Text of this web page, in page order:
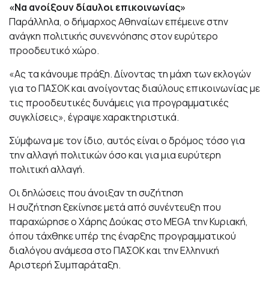
«Να ανοίξουν δίαυλοι επικοινωνίας»
Παράλληλα, ο δήμαρχος Αθηναίων επέμεινε στην
ανάγκη πολιτικής συνεννόησης στον ευρύτερο
προοδευτικό χώρο.
«Ας τα κάνουμε πράξη. Δίνοντας τη μάχη των εκλογών
για το ΠΑΣΟΚ και ανοίγοντας διαύλους επικοινωνίας με
τις προοδευτικές δυνάμεις για προγραμματικές
συγκλίσεις», έγραψε χαρακτηριστικά.
Σύμφωνα με τον ίδιο, αυτός είναι ο δρόμος τόσο για
την αλλαγή πολιτικών όσο και για μια ευρύτερη
πολιτική αλλαγή.
Οι δηλώσεις που άνοιξαν τη συζήτηση
Η συζήτηση ξεκίνησε μετά από συνέντευξη που
παραχώρησε ο Χάρης Δούκας στο MEGA την Κυριακή,
όπου τάχθηκε υπέρ της έναρξης προγραμματικού
διαλόγου ανάμεσα στο ΠΑΣΟΚ και την Ελληνική
Αριστερή Συμπαράταξη.